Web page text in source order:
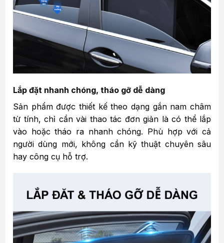
Lắp đặt nhanh chóng, tháo gỡ dễ dàng
Sản phẩm được thiết kế theo dạng gắn nam châm
từ tính, chỉ cần vài thao tác đơn giản là có thể lắp
vào hoặc tháo ra nhanh chóng. Phù hợp với cả
người dùng mới, không cần kỹ thuật chuyên sâu
hay công cụ hỗ trợ.